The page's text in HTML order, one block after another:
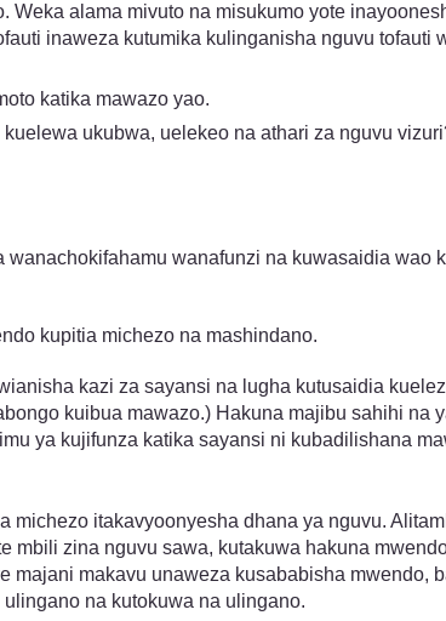
alama mivuto na misukumo yote
inaweza kutumika kulinganisha nguvu tofauti
katika mawazo yao.
ukubwa, uelekeo na athari za nguvu
wanafunzi na kuwasaidia wao
kupitia michezo na mashindano.
kazi za sayansi na lugha kutusaidia
kuibua mawazo.) Hakuna majibu sahihi na
ya kujifunza katika sayansi ni kubadilishana
itakavyoonyesha dhana ya nguvu.
zina nguvu sawa, kutakuwa hakuna
makavu unaweza kusababisha mwendo,
na kutokuwa na ulingano.